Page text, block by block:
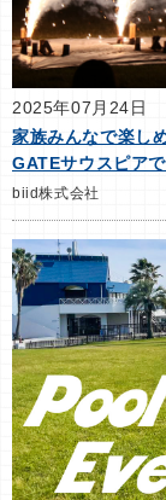
2025年07月24日
家族みんなで楽し
GATEサウスピアで
biid株式会社